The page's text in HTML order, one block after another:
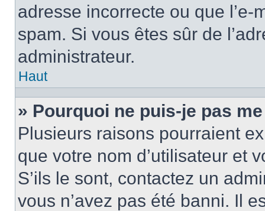
adresse incorrecte ou que
spam. Si vous êtes sûr de
administrateur.
Haut
» Pourquoi ne puis-je pas
Plusieurs raisons pourraient
que votre nom d’utilisateur et
S’ils le sont, contactez un
vous n’avez pas été banni. Il